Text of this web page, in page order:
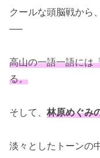
クールな頭脳戦から
──
高山の一語一語には
る。
そして、 林原めぐみ
淡々としたトーンの